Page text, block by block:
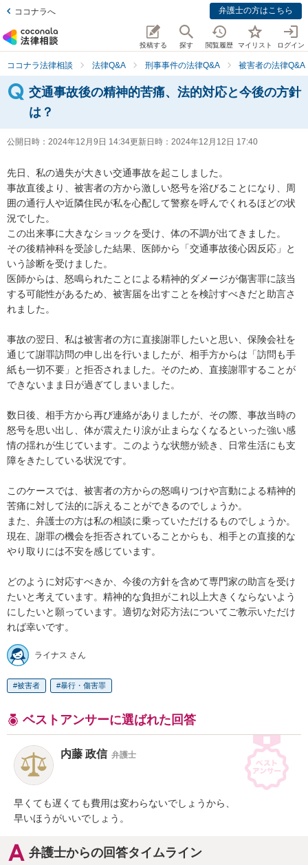
ココナラへ 弁護士の方はこちら
投稿する 探す 閲覧履歴 マイリスト ログイン
ココナラ法律相談 法律Q&A 刑事事件の法律Q&A 被害者の法律Q&A
交通事故後の精神的苦痛、法的対応と今後の方針
は？
公開日時： 2024年12月9日 14:34更新日時： 2024年12月12日 17:40
先日、私の過失が大きい交通事故を起こしました。
事故直後より、被害者の方から激しい怒号を浴びることになり、周
囲の通行人や近隣住民が私を心配して警察を呼んでくれるほどの状
況でした。
この出来事に大きなショックを受け、体の不調が出てきました。
その後精神科を受診した結果、医師から「交通事故後心因反応」と
いう診断を受けました。
医師からは、怒鳴られたことによる精神的ダメージが傷害罪に該当
する可能性があるため、被害届を出すことを検討すべきだと助言さ
れました。
事故の翌日、私は被害者の方に直接謝罪したいと思い、保険会社を
通じて謝罪訪問の申し出を行いましたが、相手方からは「訪問も手
紙も一切不要」と拒否されました。そのため、直接謝罪することが
できないまま日が過ぎてしまいました。
数日後、相手方から再び連絡がありましたが、その際、事故当時の
怒号を思い出し、体が震えたり涙が止まらなくなるといった強い感
情の揺れが生じています。このような状態が続き、日常生活にも支
障をきたしている状況です。
このケースでは、被害者の方からの怒鳴りつけや言動による精神的
苦痛に対して法的に訴えることができるのでしょうか。
また、弁護士の方は私の相談に乗っていただけるものでしょうか。
現在、謝罪の機会を拒否されていることからも、相手との直接的な
やり取りには不安を感じています。
どのように対応すべきか、今後の方針を含めて専門家の助言を受け
たいと考えています。精神的な負担がこれ以上大きくならないよう
にしたいと願っています。適切な対応方法についてご教示いただけ
れば幸いです。
ライナス さん
被害者 暴行・傷害罪
ベストアンサーに選ばれた回答
内藤 政信 弁護士
早くても遅くても費用は変わらないでしょうから、
早いほうがいいでしょう。
弁護士からの回答タイムライン